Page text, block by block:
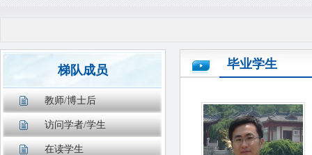
梯队成员
教师/博士后
访问学者/学生
在读学生
毕业学生